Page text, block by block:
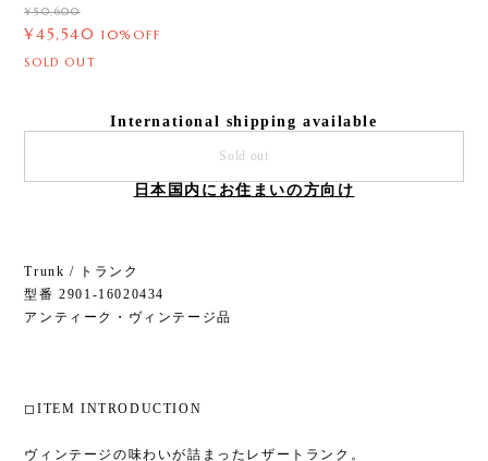
¥50,600
¥45,540 10%OFF
SOLD OUT
International shipping available
Sold out
日本国内にお住まいの方向け
Trunk / トランク
型番 2901-16020434
アンティーク・ヴィンテージ品
◻︎ITEM INTRODUCTION
ヴィンテージの味わいが詰まったレザートランク。